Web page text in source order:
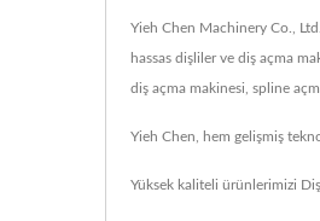
Yieh Chen Machinery Co.,
hassas dişliler ve diş açma
diş açma makinesi, spline
Yieh Chen, hem gelişmiş
Yüksek kaliteli ürünlerimizi